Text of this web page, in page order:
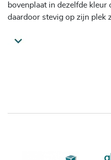
bovenplaat in dezelfde kleur
daardoor stevig op zijn plek
De verbinding van de
glas of 6 mm dik gehard